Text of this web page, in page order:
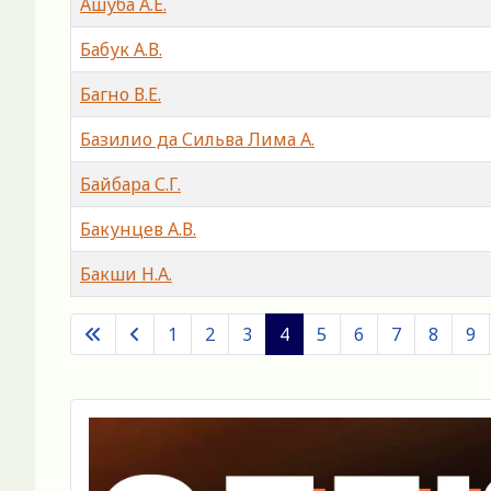
Материалы
Бабук А.В.
Багно В.Е.
Базилио да Сильва Лима А.
Байбара С.Г.
Бакунцев А.В.
Бакши Н.А.
1 2 3 4 5 6 7 8 9